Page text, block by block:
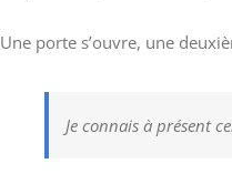
Une porte s’ouvre, une
Je connais à présent